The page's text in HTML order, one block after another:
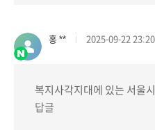
홍 ** 2025-09-22
복지사각지대에 있는 서울
답글